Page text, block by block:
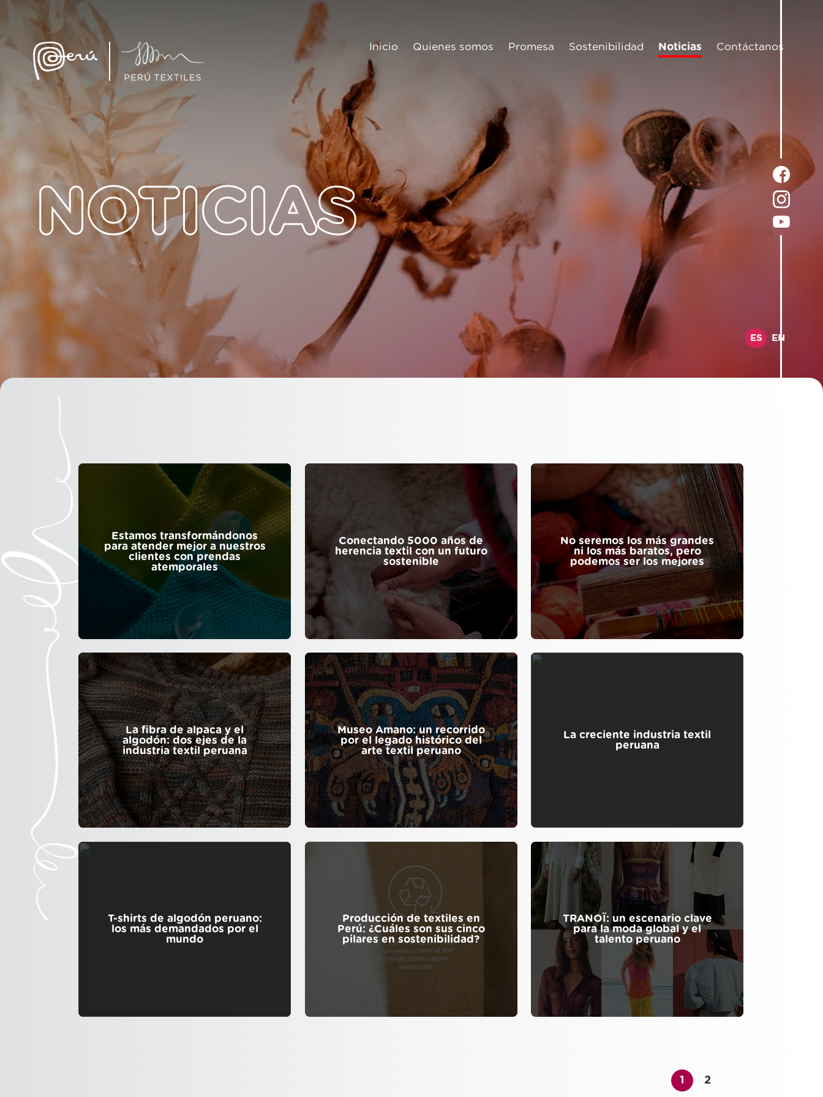
Inicio Quienes somos Promesa Sostenibilidad Noticias Contáctanos
NOTICIAS
ES EN
Estamos transformándonos
para atender mejor a nuestros
clientes con prendas
atemporales
Conectando 5000 años de
herencia textil con un futuro
sostenible
No seremos los más grandes
ni los más baratos, pero
podemos ser los mejores
La fibra de alpaca y el
algodón: dos ejes de la
industria textil peruana
Museo Amano: un recorrido
por el legado histórico del
arte textil peruano
La creciente industria textil
peruana
T-shirts de algodón peruano:
los más demandados por el
mundo
Producción de textiles en
Perú: ¿Cuáles son sus cinco
pilares en sostenibilidad?
TRANOÏ: un escenario clave
para la moda global y el
talento peruano
1 2